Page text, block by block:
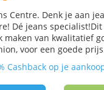
Centre. Denk je aan
Dé jeans
maken van kwalitatief
voor een goede
Cashback op je